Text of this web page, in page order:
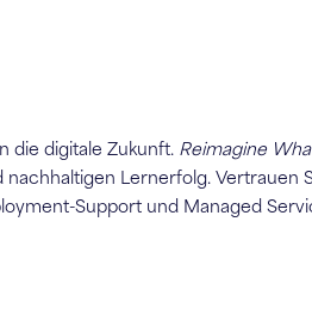
die digitale Zukunft. Reimagine
nachhaltigen Lernerfolg. Vertrauen
Support und Managed